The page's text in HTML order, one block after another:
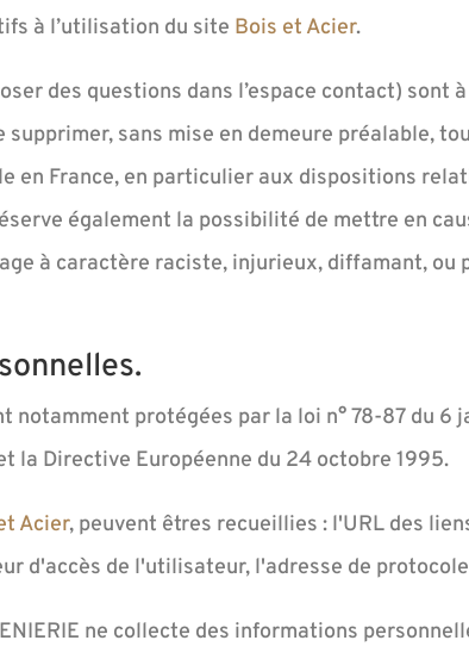
à l’utilisation du site Bois et Acier.
des questions dans l’espace contact) sont
supprimer, sans mise en demeure préalable,
en France, en particulier aux dispositions
également la possibilité de mettre en
à caractère raciste, injurieux, diffamant,
notamment protégées par la loi n° 78-87 du 6
la Directive Européenne du 24 octobre 1995.
Acier, peuvent êtres recueillies : l'URL des
d'accès de l'utilisateur, l'adresse de
ne collecte des informations